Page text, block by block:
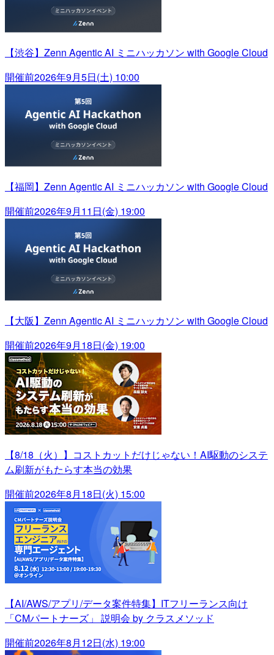
【渋谷】Zenn Agentic AI ミニハッカソン with Google Cloud
開催前2026年9月5日(土) 10:00
【福岡】Zenn Agentic AI ミニハッカソン with Google Cloud
開催前2026年9月11日(金) 19:00
【大阪】Zenn Agentic AI ミニハッカソン with Google Cloud
開催前2026年9月18日(金) 19:00
【8/18（火）】コストカットだけじゃない！AI駆動のシステ
ム刷新がもたらす本当の効果
開催前2026年8月18日(火) 15:00
【AI/AWS/アプリ/データ案件特集】ITフリーランス向け
「CMパートナーズ」 説明会 by クラスメソッド
開催前2026年8月12日(水) 19:00